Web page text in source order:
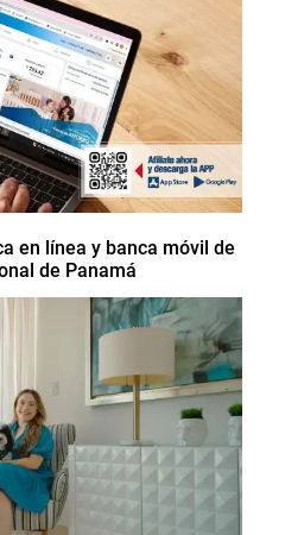
en línea y banca móvil de
de Panamá